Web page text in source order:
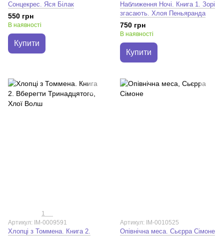
Сонцекрес. Яся Білак
550 грн
В наявності
Купити
Наближення Ночі. Книга 1. Зорі
згасають. Хлоя Пеньяранда
750 грн
В наявності
Купити
1
Артикул: IM-0009591
Хлопці з Томмена. Книга 2.
Артикул: IM-0010525
Опівнічна меса. Сьєрра Сімоне